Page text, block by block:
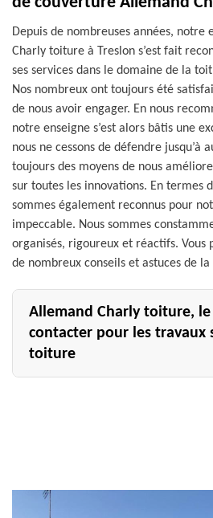
Depuis de nombreuses années, notre
Charly toiture à Treslon s’est fait
ses services dans le domaine de la
Nos nombreux ont toujours été
de nous avoir engager. En nous
notre enseigne s’est alors bâtis une
nous ne cessons de défendre jusqu’à
toujours des moyens de nous
sur toutes les innovations. En termes
sommes également reconnus pour
impeccable. Nous sommes
organisés, rigoureux et réactifs. Vous
de nombreux conseils et astuces de
Allemand Charly toiture, le
contacter pour les travaux
toiture